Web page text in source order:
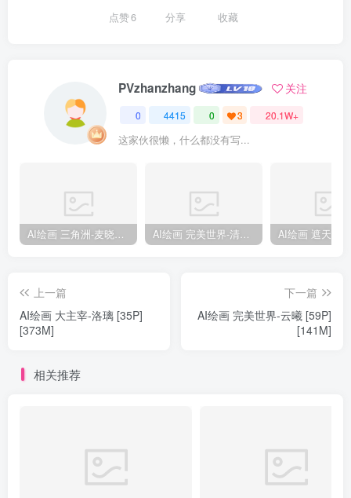
点赞6 分享 收藏
PVzhanzhang 关注
0 4415 0 3 20.1W+
这家伙很懒，什么都没有写...
AI绘画 三角洲-麦晓雯 [15P] [57M] AI绘画 完美世界-清漪 [86P] [1173M]
上一篇
AI绘画 大主宰-洛璃 [35P]
[373M]
下一篇
AI绘画 完美世界-云曦 [59P]
[141M]
相关推荐